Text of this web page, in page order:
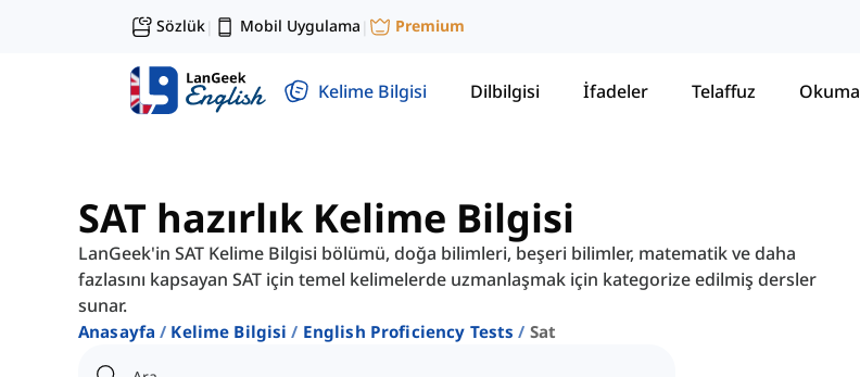
Sözlük| Mobil Uygulama | Premium
Kelime Bilgisi Dilbilgisi İfadeler Telaffuz Okuma
SAT hazırlık Kelime Bilgisi
LanGeek'in SAT Kelime Bilgisi bölümü, doğa bilimleri, beşeri bilimler, matematik ve daha
fazlasını kapsayan SAT için temel kelimelerde uzmanlaşmak için kategorize edilmiş dersler
sunar.
Anasayfa Kelime Bilgisi English Proficiency Tests Sat